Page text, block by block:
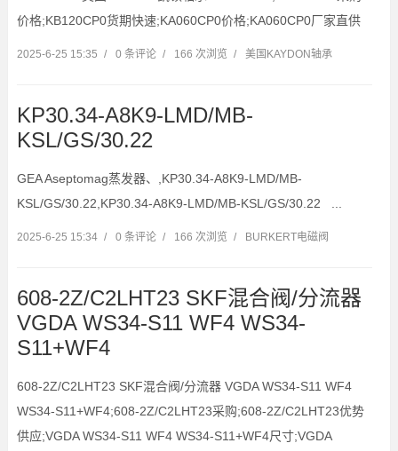
价格;KB120CP0货期快速;KA060CP0价格;KA060CP0厂家直供
2025-6-25 15:35 / 0 条评论 / 166 次浏览 / 美国KAYDON轴承
KP30.34-A8K9-LMD/MB-
KSL/GS/30.22
GEA Aseptomag蒸发器、,KP30.34-A8K9-LMD/MB-
KSL/GS/30.22,KP30.34-A8K9-LMD/MB-KSL/GS/30.22 ...
2025-6-25 15:34 / 0 条评论 / 166 次浏览 / BURKERT电磁阀
608-2Z/C2LHT23 SKF混合阀/分流器
VGDA WS34-S11 WF4 WS34-
S11+WF4
608-2Z/C2LHT23 SKF混合阀/分流器 VGDA WS34-S11 WF4
WS34-S11+WF4;608-2Z/C2LHT23采购;608-2Z/C2LHT23优势
供应;VGDA WS34-S11 WF4 WS34-S11+WF4尺寸;VGDA